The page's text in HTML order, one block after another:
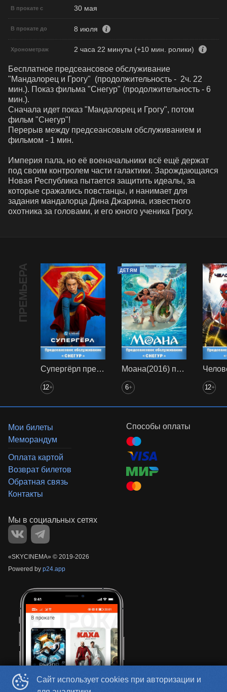
В прокате с 30 мая
В прокате до 8 июля
Хронометраж 2 часа 22 минуты (+10 мин. ролики)
Бесплатное предсеансовое обслуживание
"Мандалорец и Грогу"  (продолжительность -  2ч. 22
мин.). Показ фильма "Снегур" (продолжительность - 6
мин.).
Сначала идет показ "Мандалорец и Грогу", потом
фильм "Снегур"!
Перерыв между предсеансовым обслуживанием и
фильмом - 1 мин.
Империя пала, но её военачальники всё ещё держат
под своим контролем части галактики. Зарождающаяся
Новая Республика пытается защитить идеалы, за
которые сражались повстанцы, и нанимает для
задания мандалорца Дина Джарина, известного
охотника за головами, и его юного ученика Грогу.
ПРЕМЬЕРА
Супергёрл предс. обсл. Снегур
12+
ДЕТЯМ
Моана(2016) предс. обсл. Снегур
6+ 12+
Сайт использует cookies при авторизации и
Мои билеты
Меморандум
Оплата картой
Возврат билетов
Обратная связь
Контакты
Способы оплаты
«‎SKYCINEMA» © 2019-2026
Powered by p24.app